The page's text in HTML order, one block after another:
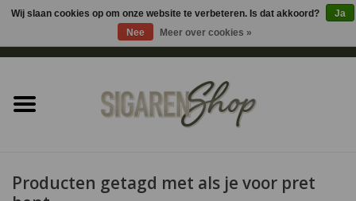
Sigaren accessoires
Producten getagd met als je voor pret
Wij slaan cookies op om onze website te verbeteren. Is dat akkoord?
Ja
Nee
Meer over cookies »